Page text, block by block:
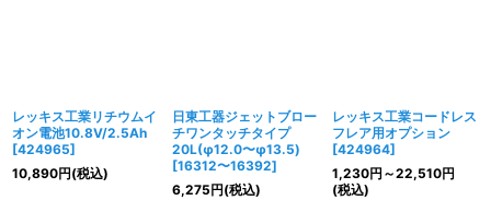
レッキス工業リチウムイ
オン電池10.8V/2.5Ah
[424965]
10,890円(税込)
日東工器ジェットブロー
チワンタッチタイプ
20L(φ12.0〜φ13.5)
[16312〜16392]
6,275円(税込)
レッキス工業コードレス
フレア用オプション
[424964]
1,230円 ～22,510円
(税込)